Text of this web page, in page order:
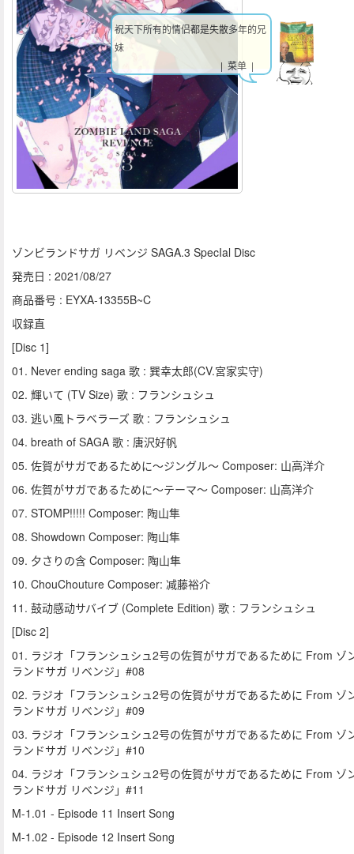
ゾンビランドサガ リベンジ SAGA.3 SpecIal Disc
発売日 : 2021/08/27
商品番号 : EYXA-13355B~C
収録直
[Disc 1]
01. Never ending saga 歌 : 巽幸太郎(CV.宮家实守)
02. 輝いて (TV Size) 歌 : フランシュシュ
03. 逃い風トラベラーズ 歌 : フランシュシュ
04. breath of SAGA 歌 : 唐沢好帆
05. 佐賀がサガであるために～ジングル～ Composer: 山高洋介
06. 佐賀がサガであるために～テーマ～ Composer: 山高洋介
07. STOMP!!!!! Composer: 陶山隼
08. Showdown Composer: 陶山隼
09. 夕さりの含 Composer: 陶山隼
10. ChouChouture Composer: 减藤裕介
11. 鼓动感动サバイブ (Complete Edition) 歌 : フランシュシュ
[Disc 2]
01. ラジオ「フランシュシュ2号の佐賀がサガであるために From ゾ
ランドサガ リベンジ」#08
02. ラジオ「フランシュシュ2号の佐賀がサガであるために From ゾ
ランドサガ リベンジ」#09
03. ラジオ「フランシュシュ2号の佐賀がサガであるために From ゾ
ランドサガ リベンジ」#10
04. ラジオ「フランシュシュ2号の佐賀がサガであるために From ゾ
ランドサガ リベンジ」#11
M-1.01 - Episode 11 Insert Song
M-1.02 - Episode 12 Insert Song
祝天下所有的情侣都是失散多年的兄
妹
| 菜单 |